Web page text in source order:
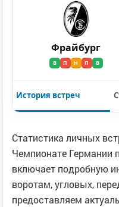
Фрайбург
В П Н П В
История встреч
Статистика личных
Чемпионате Германии
включает подробную
воротам, угловых,
предоставляем